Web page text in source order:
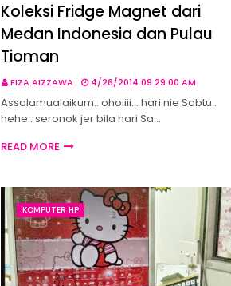
Koleksi Fridge Magnet dari
Medan Indonesia dan Pulau
Tioman
FIZA AIZZAWA 4/26/2014 09:29:00 AM
Assalamualaikum.. ohoiiii... hari nie Sabtu..
hehe.. seronok jer bila hari Sa…
READ MORE
KOMPUTER HP